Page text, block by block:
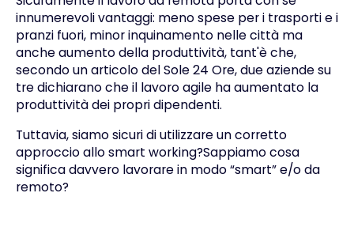
innumerevoli vantaggi: meno spese per i trasporti e i
pranzi fuori, minor inquinamento nelle città ma
anche aumento della produttività, tant'è che,
secondo un articolo del Sole 24 Ore, due aziende su
tre dichiarano che il lavoro agile ha aumentato la
produttività dei propri dipendenti.
Tuttavia, siamo sicuri di utilizzare un corretto
approccio allo smart working?Sappiamo cosa
significa davvero lavorare in modo “smart” e/o da
remoto?